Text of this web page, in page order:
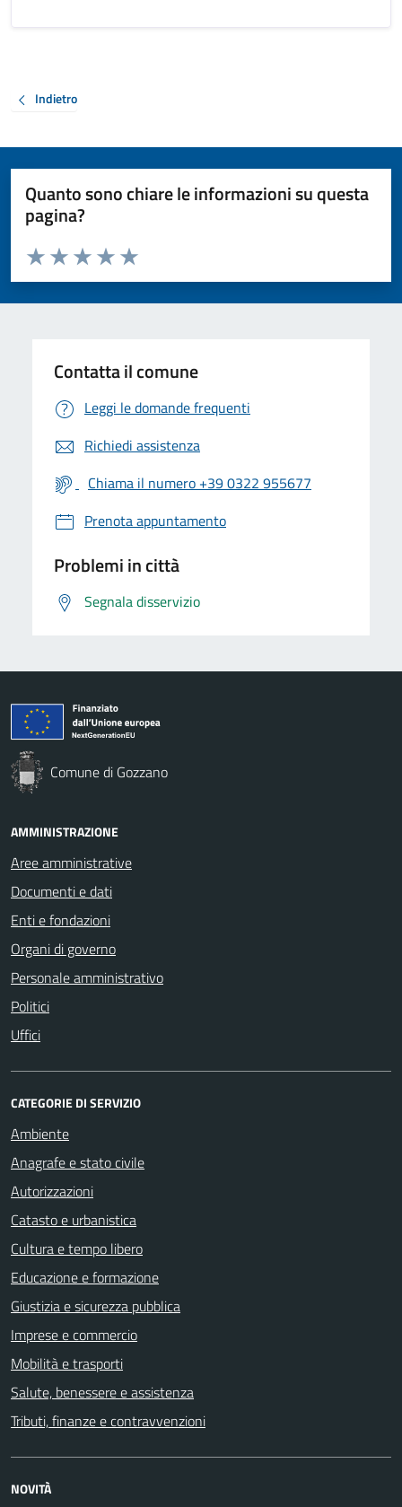
Indietro
Quanto sono chiare le informazioni su questa
pagina?
Valuta da 1 a 5 stelle la pagina
Valuta 5 stelle su 5
Valuta 4 stelle su 5
Valuta 3 stelle su 5
Valuta 2 stelle su 5
Valuta 1 stelle su 5
Contatta il comune
Leggi le domande frequenti
Richiedi assistenza
Chiama il numero +39 0322 955677
Prenota appuntamento
Problemi in città
Segnala disservizio
Comune di Gozzano
AMMINISTRAZIONE
Aree amministrative
Documenti e dati
Enti e fondazioni
Organi di governo
Personale amministrativo
Politici
Uffici
CATEGORIE DI SERVIZIO
Ambiente
Anagrafe e stato civile
Autorizzazioni
Catasto e urbanistica
Cultura e tempo libero
Educazione e formazione
Giustizia e sicurezza pubblica
Imprese e commercio
Mobilità e trasporti
Salute, benessere e assistenza
Tributi, finanze e contravvenzioni
NOVITÀ